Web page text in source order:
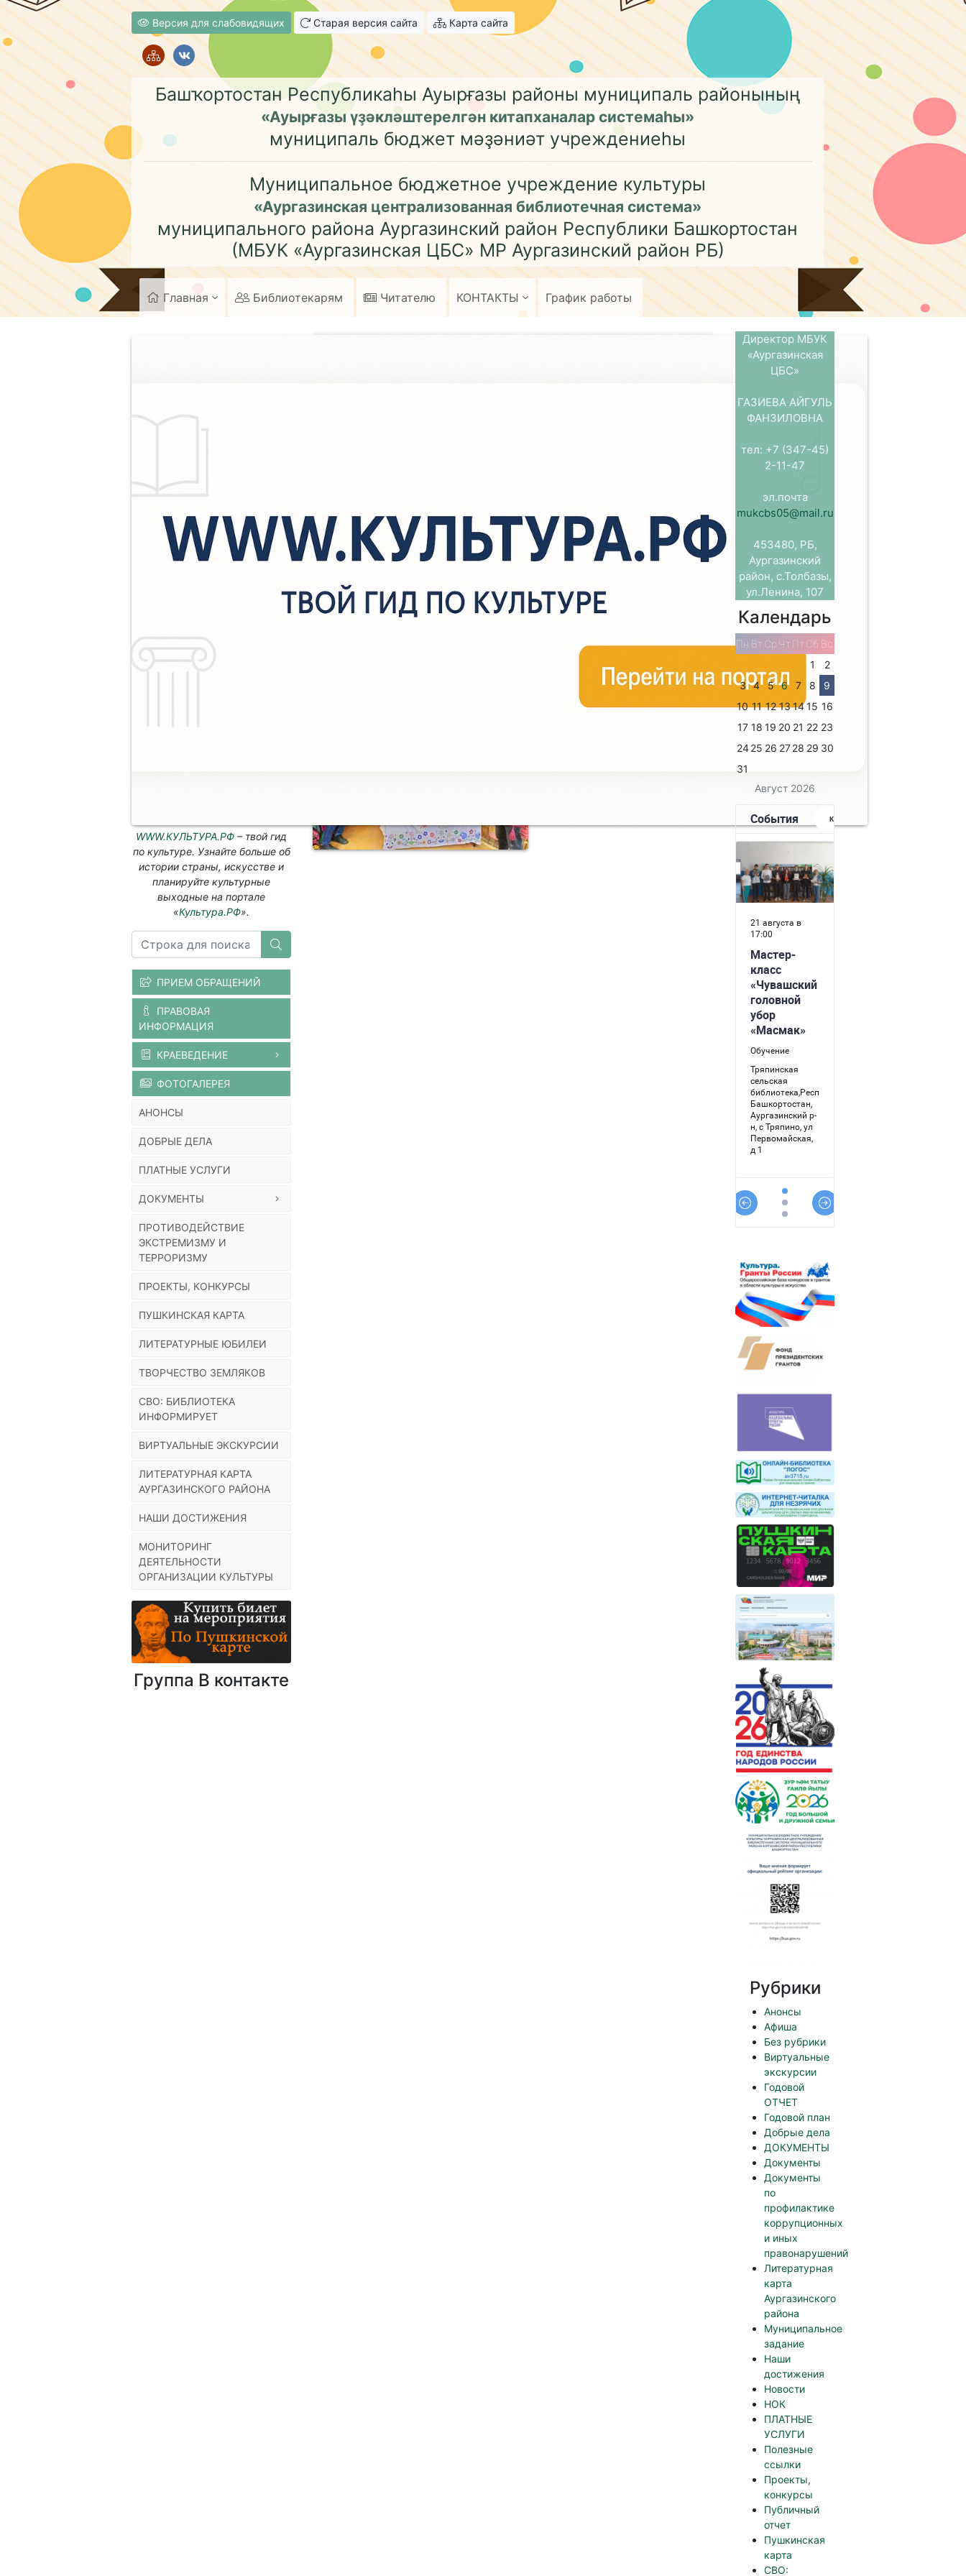
Версия для слабовидящих Старая версия сайта Карта сайта
Башҡортостан Республикаһы Ауырғазы районы муниципаль районының
«Ауырғазы үҙәкләштерелгән китапханалар системаһы»
муниципаль бюджет мәҙәниәт учреждениеһы
Муниципальное бюджетное учреждение культуры
«Аургазинская централизованная библиотечная система»
муниципального района Аургазинский район Республики Башкортостан
(МБУК «Аургазинская ЦБС» МР Аургазинский район РБ)
Главная Библиотекарям Читателю КОНТАКТЫ График работы
WWW.КУЛЬТУРА.РФ – твой гид
по культуре. Узнайте больше об
истории страны, искусстве и
планируйте культурные
выходные на портале
«Культура.РФ».
ПРИЕМ ОБРАЩЕНИЙ
ПРАВОВАЯ
ИНФОРМАЦИЯ
КРАЕВЕДЕНИЕ
ФОТОГАЛЕРЕЯ
АНОНСЫ
ДОБРЫЕ ДЕЛА
ПЛАТНЫЕ УСЛУГИ
ДОКУМЕНТЫ
ПРОТИВОДЕЙСТВИЕ
ЭКСТРЕМИЗМУ И
ТЕРРОРИЗМУ
ПРОЕКТЫ, КОНКУРСЫ
ПУШКИНСКАЯ КАРТА
ЛИТЕРАТУРНЫЕ ЮБИЛЕИ
ТВОРЧЕСТВО ЗЕМЛЯКОВ
СВО: БИБЛИОТЕКА
ИНФОРМИРУЕТ
ВИРТУАЛЬНЫЕ ЭКСКУРСИИ
ЛИТЕРАТУРНАЯ КАРТА
АУРГАЗИНСКОГО РАЙОНА
НАШИ ДОСТИЖЕНИЯ
МОНИТОРИНГ
ДЕЯТЕЛЬНОСТИ
ОРГАНИЗАЦИИ КУЛЬТУРЫ
Группа В контакте
Директор МБУК
«Аургазинская
ЦБС»
ГАЗИЕВА АЙГУЛЬ
ФАНЗИЛОВНА
тел: +7 (347-45)
2-11-47
эл.почта
mukcbs05@mail.ru
453480, РБ,
Аургазинский
район, с.Толбазы,
ул.Ленина, 107
Календарь
Август 2026
Пн Вт Ср Чт Пт Сб Вс
1
2
3
4 5 6 7 8
9
10 11 12 1314 15 16
17 18 19 20 21 22 23
24 25 26 27 28 29 30
31
Рубрики
Анонсы
Афиша
Без рубрики
Виртуальные
экскурсии
Годовой
ОТЧЕТ
Годовой план
Добрые дела
ДОКУМЕНТЫ
Документы
Документы
по
профилактике
коррупционных
и иных
правонарушений
Литературная
карта
Аургазинского
района
Муниципальное
задание
Наши
достижения
Новости
НОК
ПЛАТНЫЕ
УСЛУГИ
Полезные
ссылки
Проекты,
конкурсы
Публичный
отчет
Пушкинская
карта
СВО: